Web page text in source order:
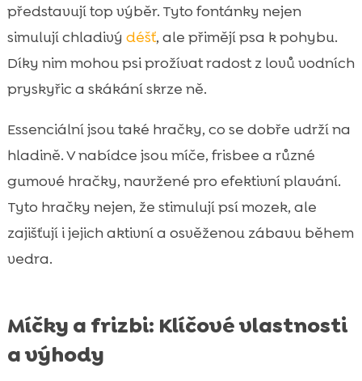
představují top výběr. Tyto fontánky nejen
simulují chladivý déšť, ale přimějí psa k pohybu.
Díky nim mohou psi prožívat radost z lovů vodních
pryskyřic a skákání skrze ně.
Essenciální jsou také hračky, co se dobře udrží na
hladině. V nabídce jsou míče, frisbee a různé
gumové hračky, navržené pro efektivní plavání.
Tyto hračky nejen, že stimulují psí mozek, ale
zajišťují i jejich aktivní a osvěženou zábavu během
vedra.
Míčky a frizbi: Klíčové vlastnosti
a výhody